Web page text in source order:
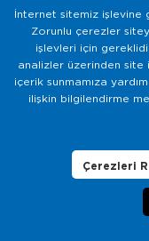
© 2M
İnternet sitemiz işlevine
Zorunlu çerezler
işlevleri için
analizler üzerinden site
içerik sunmamıza
ilişkin bilgilendirme
Çerezleri